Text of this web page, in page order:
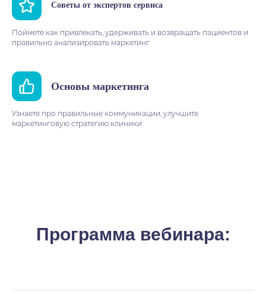
Советы от экспертов сервиса
Поймете как привлекать, удерживать и возвращать пациентов и
правильно анализировать маркетинг
Основы маркетинга
Узнаете про правильные коммуникации, улучшите
маркетинговую стратегию клиники
Программа вебинара: